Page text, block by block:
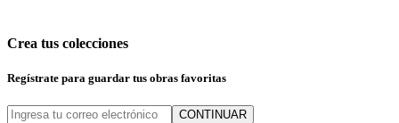
Crea tus colecciones
Regístrate para guardar tus obras favoritas
CONTINUAR